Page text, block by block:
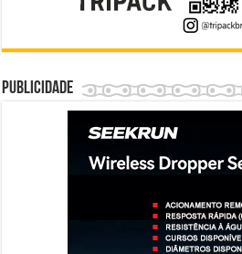
Publicidade